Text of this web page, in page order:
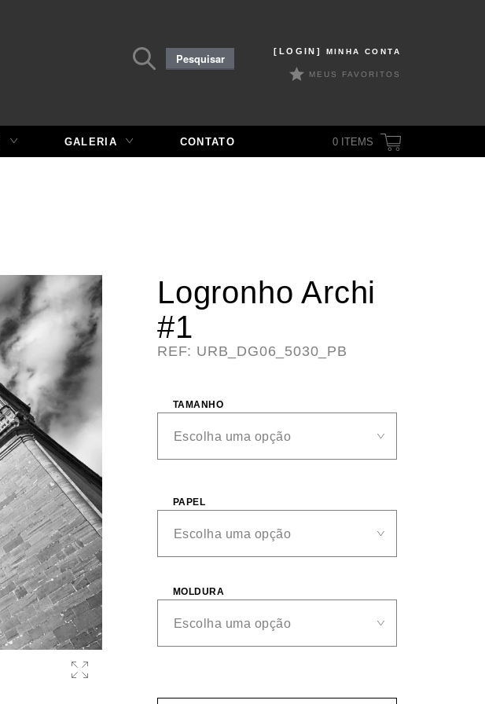
[LOGIN] MINHA CONTA
MEUS FAVORITOS
Pesquisar
por:Pesquisar
GALERIA CONTATO 0 ITEMS
Logronho Archi
#1
REF: URB_DG06_5030_PB
TAMANHO
PAPEL
MOLDURA